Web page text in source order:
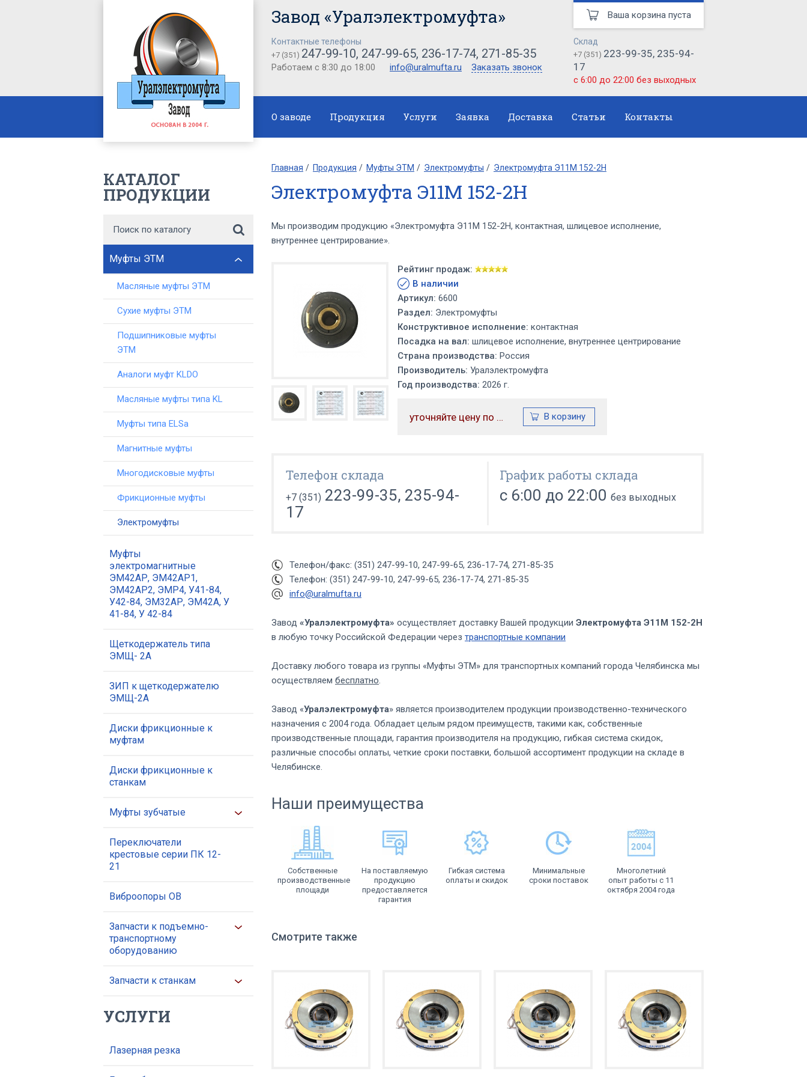
Завод «Уралэлектромуфта»
Контактные телефоны
+7 (351) 247-99-10, 247-99-65, 236-17-74, 271-85-35
Работаем с 8:30 до 18:00 info@uralmufta.ru Заказать звонок
Склад
+7 (351) 223-99-35, 235-94-
17
с 6:00 до 22:00 без выходных
Ваша корзина пуста
О заводе Продукция Услуги Заявка Доставка Статьи Контакты
КАТАЛОГ
ПРОДУКЦИИ
Муфты ЭТМ
Масляные муфты ЭТМ
Сухие муфты ЭТМ
Подшипниковые муфты
ЭТМ
Аналоги муфт KLDO
Масляные муфты типа KL
Муфты типа ELSa
Магнитные муфты
Многодисковые муфты
Фрикционные муфты
Электромуфты
Муфты
электромагнитные
ЭМ42АР, ЭМ42АР1,
ЭМ42АР2, ЭМР4, У41-84,
У42-84, ЭМ32АР, ЭМ42А, У
41-84, У 42-84
Щеткодержатель типа
ЭМЩ- 2А
ЗИП к щеткодержателю
ЭМЩ-2А
Диски фрикционные к
муфтам
Диски фрикционные к
станкам
Муфты зубчатые
Переключатели
крестовые серии ПК 12-
21
Виброопоры ОВ
Запчасти к подъемно-
транспортному
оборудованию
Запчасти к станкам
УСЛУГИ
Лазерная резка
Главная Продукция Муфты ЭТМ Электромуфты Электромуфта Э11М 152-2Н
Электромуфта Э11М 152-2Н
Мы производим продукцию «Электромуфта Э11М 152-2Н, контактная, шлицевое исполнение,
внутреннее центрирование».
Рейтинг продаж:
В наличии
Артикул: 6600
Раздел: Электромуфты
Конструктивное исполнение: контактная
Посадка на вал: шлицевое исполнение, внутреннее центрирование
Страна производства: Россия
Производитель: Уралэлектромуфта
Год производства: 2026 г.
уточняйте цену по телефону
Телефон склада
+7 (351) 223-99-35, 235-94-
17
График работы склада
с 6:00 до 22:00 без выходных
Телефон/факс: (351) 247-99-10, 247-99-65, 236-17-74, 271-85-35
Телефон: (351) 247-99-10, 247-99-65, 236-17-74, 271-85-35
info@uralmufta.ru
Завод «Уралэлектромуфта» осуществляет доставку Вашей продукции Электромуфта Э11М 152-2Н
в любую точку Российской Федерации через транспортные компании
Доставку любого товара из группы «Муфты ЭТМ» для транспортных компаний города Челябинска мы
осуществляем бесплатно.
Завод «Уралэлектромуфта» является производителем продукции производственно-технического
назначения с 2004 года. Обладает целым рядом преимуществ, такими как, собственные
производственные площади, гарантия производителя на продукцию, гибкая система скидок,
различные способы оплаты, четкие сроки поставки, большой ассортимент продукции на складе в
Челябинске.
Наши преимущества
Собственные
производственные
площади
На поставляемую
продукцию
предоставляется
гарантия
Гибкая система
оплаты и скидок
Минимальные
сроки поставок
Многолетний
опыт работы с 11
октября 2004 года
Смотрите также